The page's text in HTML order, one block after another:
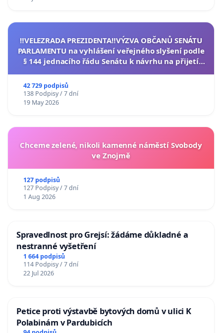
‼️VELEZRADA PREZIDENTA‼️VÝZVA OBČANŮ SENÁTU
PARLAMENTU na vyhlášení veřejného slyšení podle
§ 144 jednacího řádu Senátu k návrhu na přijetí
42 729 podpisů
138 Podpisy / 7 dní
19 May 2026
Chceme zelené, nikoli kamenné náměstí Svobody
ve Znojmě
127 podpisů
127 Podpisy / 7 dní
1 Aug 2026
Spravedlnost pro Grejsí: žádáme důkladné a
nestranné vyšetření
1 664 podpisů
114 Podpisy / 7 dní
22 Jul 2026
Petice proti výstavbě bytových domů v ulici K
Polabinám v Pardubicích